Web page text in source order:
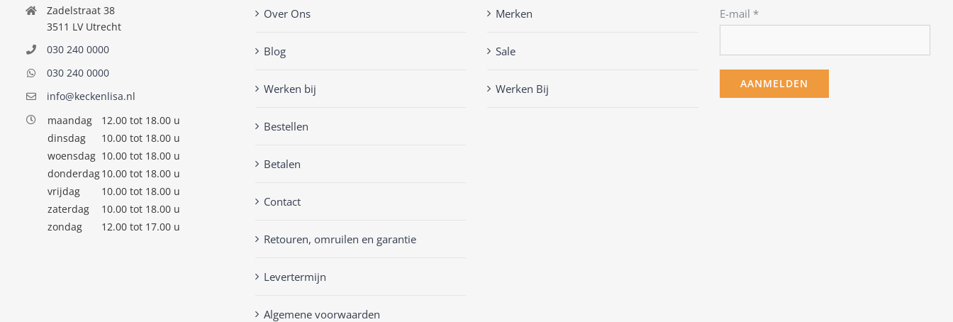
Zadelstraat 38
3511 LV Utrecht
030 240 0000
030 240 0000
info@keckenlisa.nl
maandag
12.00 tot 18.00 u
dinsdag
10.00 tot 18.00 u
woensdag 10.00 tot 18.00 u
donderdag10.00 tot 18.00 u
vrijdag
10.00 tot 18.00 u
zaterdag
10.00 tot 18.00 u
zondag
12.00 tot 17.00 u
Over Ons
Blog
Werken bij
Bestellen
Betalen
Contact
Retouren, omruilen en garantie
Levertermijn
Algemene voorwaarden
Merken
Sale
Werken Bij
E-mail *